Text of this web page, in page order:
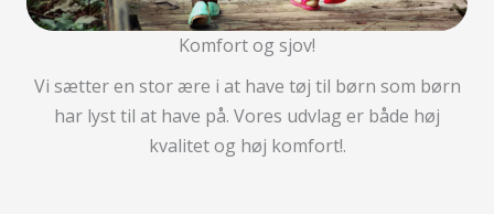
Komfort og sjov!
Vi sætter en stor ære i at have tøj til børn som børn
har lyst til at have på. Vores udvlag er både høj
kvalitet og høj komfort!.